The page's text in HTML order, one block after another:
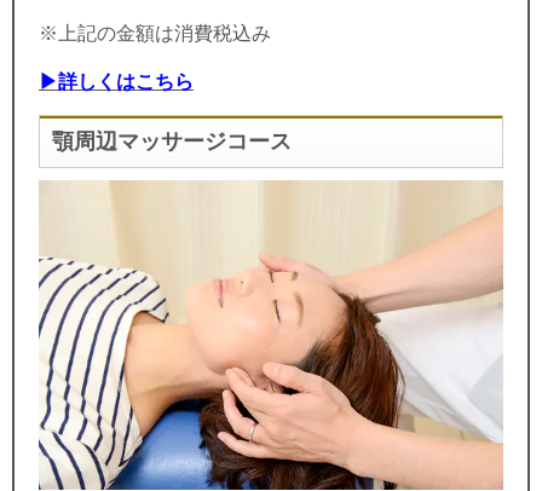
※上記の金額は消費税込み
▶詳しくはこちら
顎周辺マッサージコース